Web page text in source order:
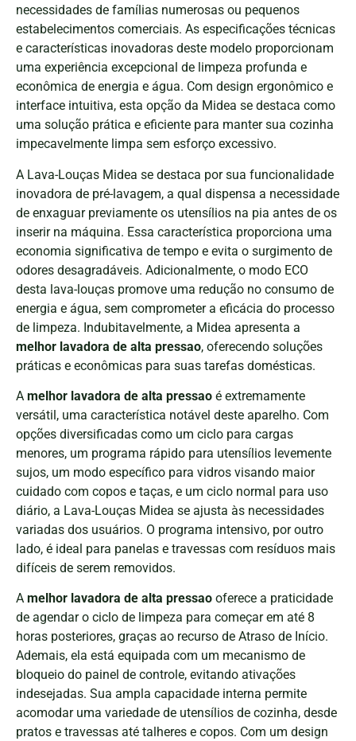
necessidades de famílias numerosas ou pequenos
estabelecimentos comerciais. As especificações técnicas
e características inovadoras deste modelo proporcionam
uma experiência excepcional de limpeza profunda e
econômica de energia e água. Com design ergonômico e
interface intuitiva, esta opção da Midea se destaca como
uma solução prática e eficiente para manter sua cozinha
impecavelmente limpa sem esforço excessivo.
A Lava-Louças Midea se destaca por sua funcionalidade
inovadora de pré-lavagem, a qual dispensa a necessidade
de enxaguar previamente os utensílios na pia antes de os
inserir na máquina. Essa característica proporciona uma
economia significativa de tempo e evita o surgimento de
odores desagradáveis. Adicionalmente, o modo ECO
desta lava-louças promove uma redução no consumo de
energia e água, sem comprometer a eficácia do processo
de limpeza. Indubitavelmente, a Midea apresenta a
melhor lavadora de alta pressao, oferecendo soluções
práticas e econômicas para suas tarefas domésticas.
A melhor lavadora de alta pressao é extremamente
versátil, uma característica notável deste aparelho. Com
opções diversificadas como um ciclo para cargas
menores, um programa rápido para utensílios levemente
sujos, um modo específico para vidros visando maior
cuidado com copos e taças, e um ciclo normal para uso
diário, a Lava-Louças Midea se ajusta às necessidades
variadas dos usuários. O programa intensivo, por outro
lado, é ideal para panelas e travessas com resíduos mais
difíceis de serem removidos.
A melhor lavadora de alta pressao oferece a praticidade
de agendar o ciclo de limpeza para começar em até 8
horas posteriores, graças ao recurso de Atraso de Início.
Ademais, ela está equipada com um mecanismo de
bloqueio do painel de controle, evitando ativações
indesejadas. Sua ampla capacidade interna permite
acomodar uma variedade de utensílios de cozinha, desde
pratos e travessas até talheres e copos. Com um design